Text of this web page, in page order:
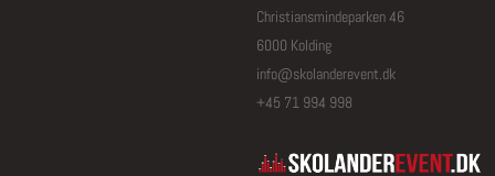
Christiansmindeparken 46
6000 Kolding
info@skolanderevent.dk
+45 71 994 998